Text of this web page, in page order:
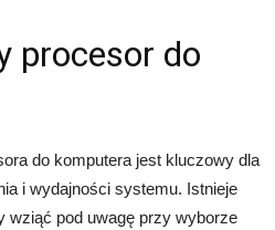
procesor do
do komputera jest kluczowy dla
i wydajności systemu. Istnieje
wziąć pod uwagę przy wyborze